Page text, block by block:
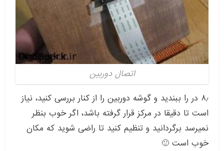
اتصال دوربین
۸٫ در را ببندید و گوشه دوربین را از کنار بررسی کنید، نیاز
است تا دقیقا در مرکز قرار گرفته باشد، اگر خوب بنظر
نمیرسد برگردانید و تنظیم کنید تا راضی شوید که مکان
خوب است 🙂